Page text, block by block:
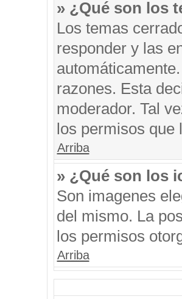
» ¿Qué son los
Los temas
responder y las
razones. Esta
moderador. Tal
los permisos que
Arriba
» ¿Qué son los
Son imagenes
del mismo. La
los permisos
Arriba